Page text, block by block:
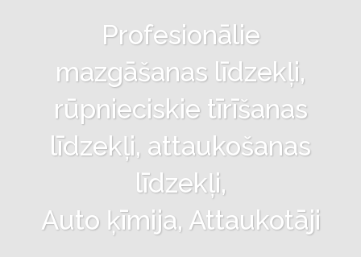
Profesionālie
mazgāšanas līdzekļi,
rūpnieciskie tīrīšanas
līdzekļi, attaukošanas
līdzekļi,
Auto ķīmija, Attaukotāji